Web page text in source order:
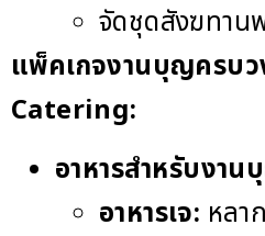
จัดชุดสังฆทาน
แพ็คเกจงานบุญครบ
Catering:
อาหารสำหรับงาน
อาหารเจ: หลา